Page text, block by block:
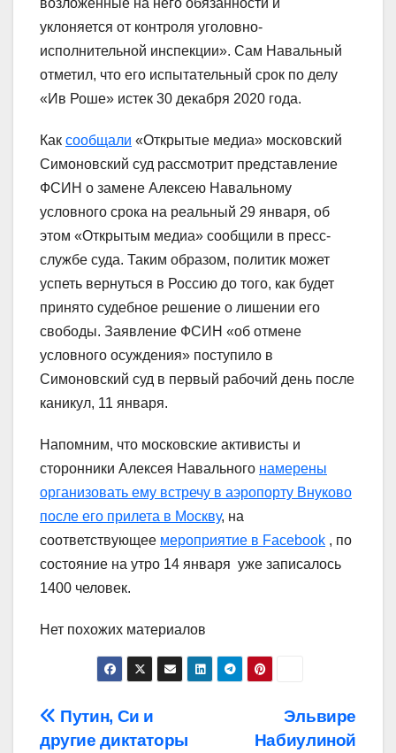
возложенные на него обязанности и
уклоняется от контроля уголовно-
исполнительной инспекции». Сам Навальный
отметил, что его испытательный срок по делу
«Ив Роше» истек 30 декабря 2020 года.
Как сообщали «Открытые медиа» московский
Симоновский суд рассмотрит представление
ФСИН о замене Алексею Навальному
условного срока на реальный 29 января, об
этом «Открытым медиа» сообщили в пресс-
службе суда. Таким образом, политик может
успеть вернуться в Россию до того, как будет
принято судебное решение о лишении его
свободы. Заявление ФСИН «об отмене
условного осуждения» поступило в
Симоновский суд в первый рабочий день после
каникул, 11 января.
Напомним, что московские активисты и
сторонники Алексея Навального намерены
организовать ему встречу в аэропорту Внуково
после его прилета в Москву, на
соответствующее мероприятие в Facebook , по
состояние на утро 14 января уже записалось
1400 человек.
Нет похожих материалов
Навигация
Эльвире
Набиулиной
Путин, Си и
другие диктаторы